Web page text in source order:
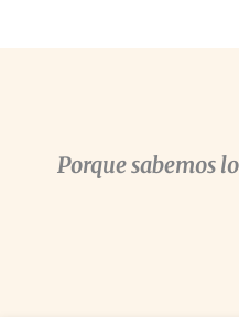
Porque sabemos